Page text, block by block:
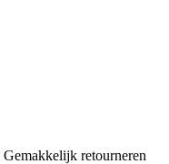
Gemakkelijk retourneren